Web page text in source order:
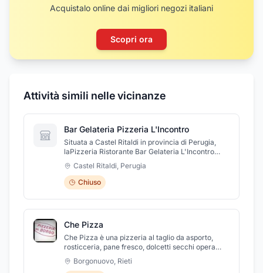
Acquistalo online dai migliori negozi italiani
Scopri ora
Attività simili nelle vicinanze
Bar Gelateria Pizzeria L'Incontro
Situata a Castel Ritaldi in provincia di Perugia,
laPizzeria Ristorante Bar Gelateria L'Incontro
insieme a deliziosi gelati, colazioni ed aperitivi.
Questo locale accogliente ed elegante è aperto
tutti i giorni e rappresenta un'ottima scelta per chi
vuole gustare i sapori autentici della zona. Inoltre,
la domenica c'è una vasta scelta di pasticceria
speciale. Non esitate a cercare L'INCONTRO in
Via Matteotti, 16 per un'esperienza culinaria
indimenticabile.
Castel Ritaldi Perugia
Chiuso
Che Pizza
Che Pizza è una pizzeria al taglio da asporto,
rosticceria, pane fresco, dolcetti secchi opera
professionalità offre un’ampia gamma di pizze
Borgonuovo Rieti